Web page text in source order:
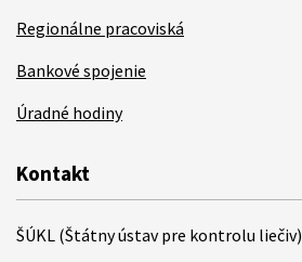
Regionálne pracoviská
Bankové spojenie
Úradné hodiny
Kontakt
ŠÚKL (Štátny ústav pre kontrolu liečiv)